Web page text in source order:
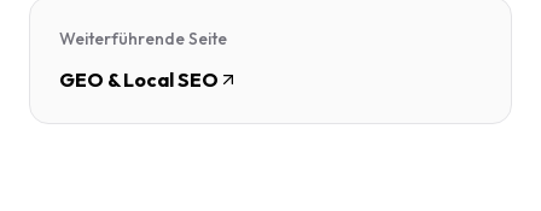
Weiterführende Seite
GEO & Local SEO